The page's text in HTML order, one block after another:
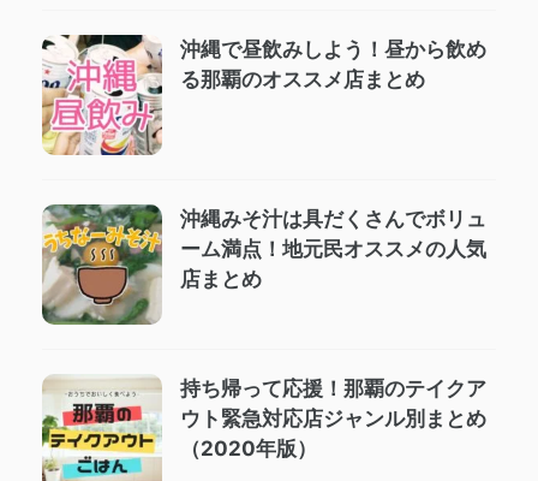
沖縄で昼飲みしよう！昼から飲め
る那覇のオススメ店まとめ
沖縄みそ汁は具だくさんでボリュ
ーム満点！地元民オススメの人気
店まとめ
持ち帰って応援！那覇のテイクア
ウト緊急対応店ジャンル別まとめ
（2020年版）